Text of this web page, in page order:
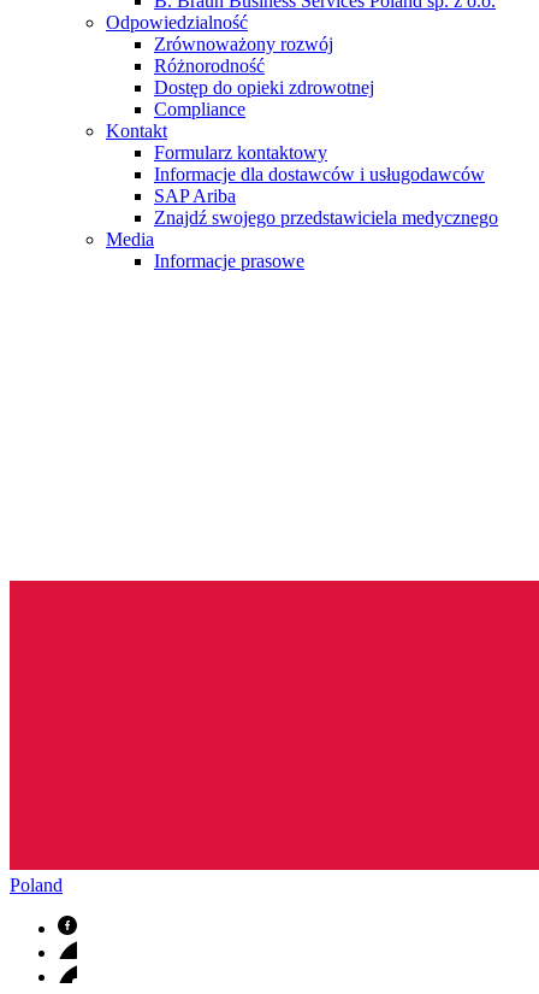
Odpowiedzialność
Zrównoważony rozwój
Różnorodność
Dostęp do opieki zdrowotnej
Compliance
Kontakt
Formularz kontaktowy
Informacje dla dostawców i usługodawców
SAP Ariba
Znajdź swojego przedstawiciela medycznego
Media
Informacje prasowe
Poland